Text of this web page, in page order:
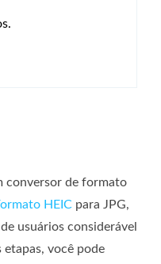
conversor de formato
HEIC para JPG,
usuários considerável
etapas, você pode